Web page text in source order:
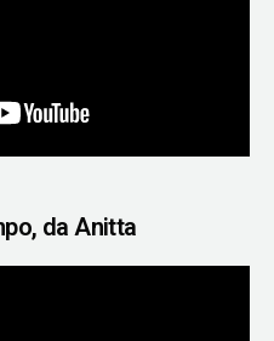
da Anitta